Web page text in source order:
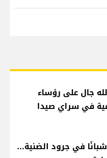
جال على رؤساء
في سراي صيدا
في جرود الضنية...